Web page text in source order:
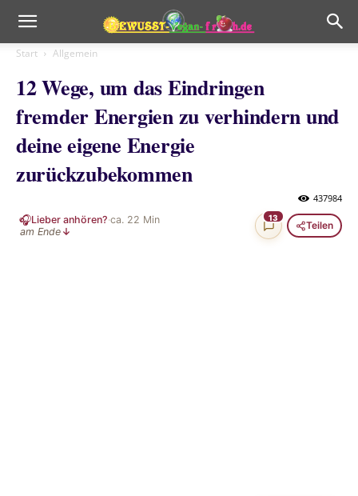
Start Allgemein
12 Wege, um das Eindringen
fremder Energien zu verhindern und
deine eigene Energie
zurückzubekommen
437984
🎧Lieber anhören?·ca. 22 Min
am Ende ↓
13
Teilen